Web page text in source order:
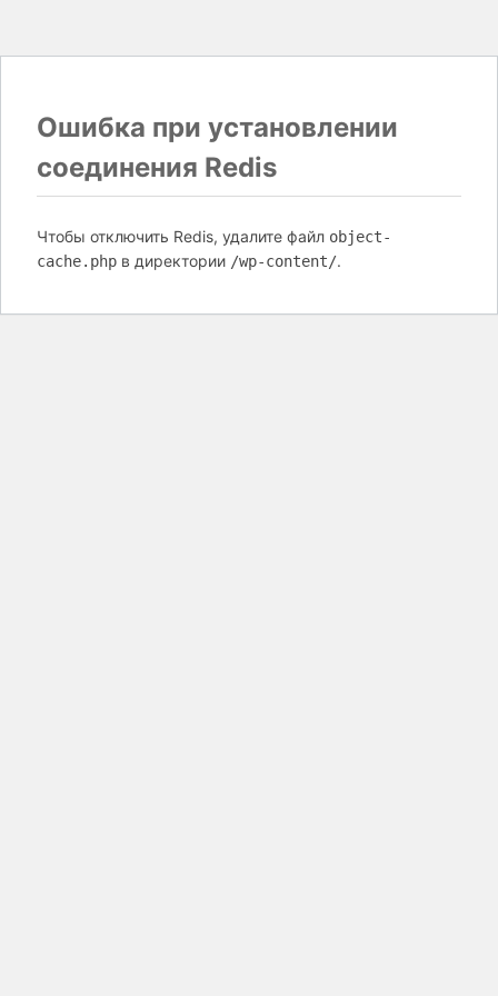
Ошибка при установлении
соединения Redis
Чтобы отключить Redis, удалите файл object-
cache.php в директории /wp-content/.